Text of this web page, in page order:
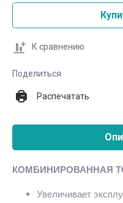
К сравнению
Поделиться
Распечатать
КОМБИНИРОВАННАЯ
Увеличивает